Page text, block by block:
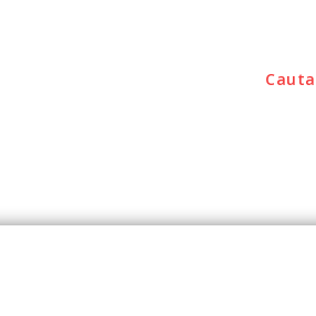
Cauta